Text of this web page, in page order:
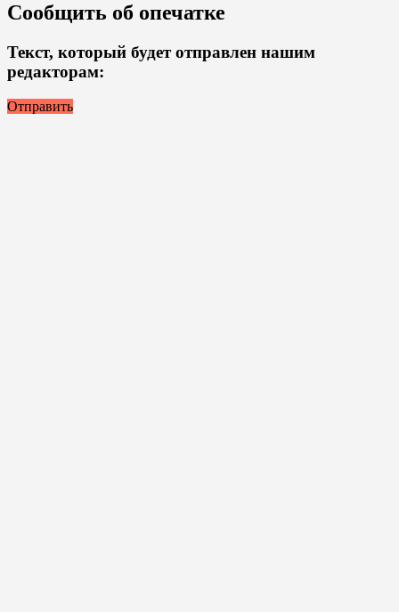
Сообщить об опечатке
Текст, который будет отправлен нашим
редакторам:
Отправить